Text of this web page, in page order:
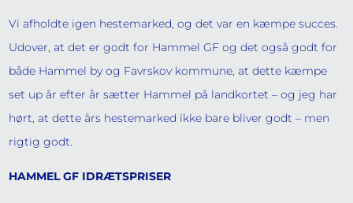
Vi afholdte igen hestemarked, og det var en kæmpe succes.
Udover, at det er godt for Hammel GF og det også godt for
både Hammel by og Favrskov kommune, at dette kæmpe
set up år efter år sætter Hammel på landkortet – og jeg har
hørt, at dette års hestemarked ikke bare bliver godt – men
rigtig godt.
HAMMEL GF IDRÆTSPRISER